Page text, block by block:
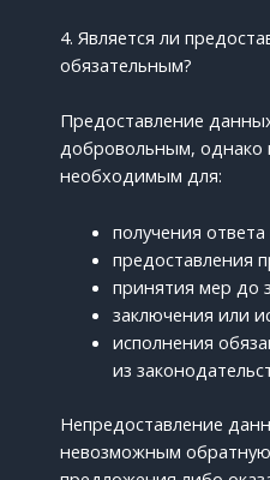
4. Является ли
обязательным?
Предоставление
добровольным, однако
необходимым для:
получения
предоставления
принятия мер до
заключения или
исполнения
из
Непредоставление
невозможным обратную